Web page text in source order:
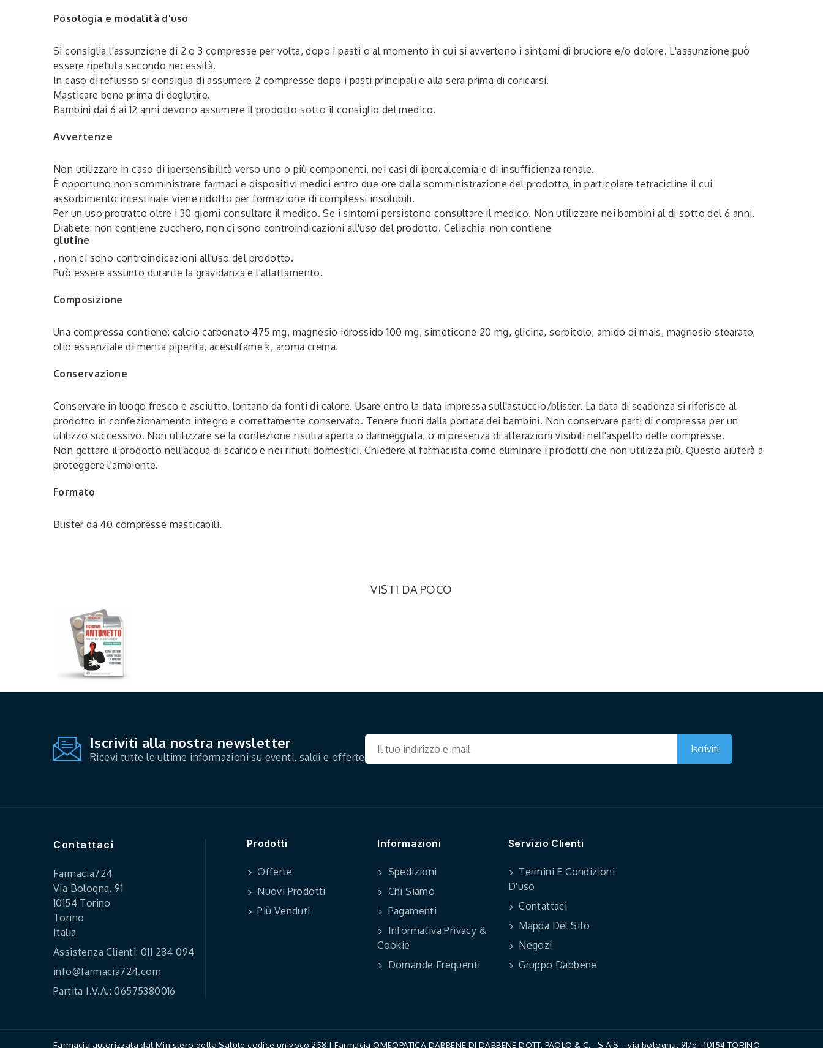
Posologia e modalità d'uso
Si consiglia l'assunzione di 2 o 3 compresse per volta, dopo i pasti o al momento in cui si avvertono i sintomi di bruciore e/o dolore. L'assunzione può
essere ripetuta secondo necessità.
In caso di reflusso si consiglia di assumere 2 compresse dopo i pasti principali e alla sera prima di coricarsi.
Masticare bene prima di deglutire.
Bambini dai 6 ai 12 anni devono assumere il prodotto sotto il consiglio del medico.
Avvertenze
Non utilizzare in caso di ipersensibilità verso uno o più componenti, nei casi di ipercalcemia e di insufficienza renale.
È opportuno non somministrare farmaci e dispositivi medici entro due ore dalla somministrazione del prodotto, in particolare tetracicline il cui
assorbimento intestinale viene ridotto per formazione di complessi insolubili.
Per un uso protratto oltre i 30 giorni consultare il medico. Se i sintomi persistono consultare il medico. Non utilizzare nei bambini al di sotto del 6 anni.
Diabete: non contiene zucchero, non ci sono controindicazioni all'uso del prodotto. Celiachia: non contiene
glutine
, non ci sono controindicazioni all'uso del prodotto.
Può essere assunto durante la gravidanza e l'allattamento.
Composizione
Una compressa contiene: calcio carbonato 475 mg, magnesio idrossido 100 mg, simeticone 20 mg, glicina, sorbitolo, amido di mais, magnesio stearato,
olio essenziale di menta piperita, acesulfame k, aroma crema.
Conservazione
Conservare in luogo fresco e asciutto, lontano da fonti di calore. Usare entro la data impressa sull'astuccio/blister. La data di scadenza si riferisce al
prodotto in confezionamento integro e correttamente conservato. Tenere fuori dalla portata dei bambini. Non conservare parti di compressa per un
utilizzo successivo. Non utilizzare se la confezione risulta aperta o danneggiata, o in presenza di alterazioni visibili nell'aspetto delle compresse.
Non gettare il prodotto nell'acqua di scarico e nei rifiuti domestici. Chiedere al farmacista come eliminare i prodotti che non utilizza più. Questo aiuterà a
proteggere l'ambiente.
Formato
Blister da 40 compresse masticabili.
VISTI DA POCO
Iscriviti alla nostra newsletter
Ricevi tutte le ultime informazioni su eventi, saldi e offerte
Contattaci
Farmacia724
Via Bologna, 91
10154 Torino
Torino
Italia
Assistenza Clienti: 011 284 094
info@farmacia724.com
Partita I.V.A.: 06575380016
Prodotti
Offerte
Nuovi Prodotti
Più Venduti
Informazioni
Spedizioni
Chi Siamo
Pagamenti
Informativa Privacy &
Cookie
Domande Frequenti
Servizio Clienti
Termini E Condizioni
D'uso
Contattaci
Mappa Del Sito
Negozi
Gruppo Dabbene
Farmacia autorizzata dal Ministero della Salute codice univoco 258 | Farmacia OMEOPATICA DABBENE DI DABBENE DOTT. PAOLO & C. - S.A.S. - via bologna, 91/d - 10154 TORINO